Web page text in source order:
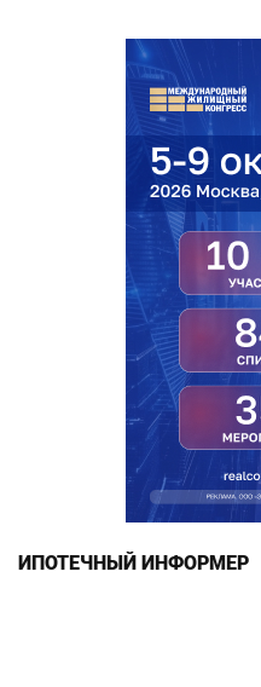
ИПОТЕЧНЫЙ ИНФОРМЕР